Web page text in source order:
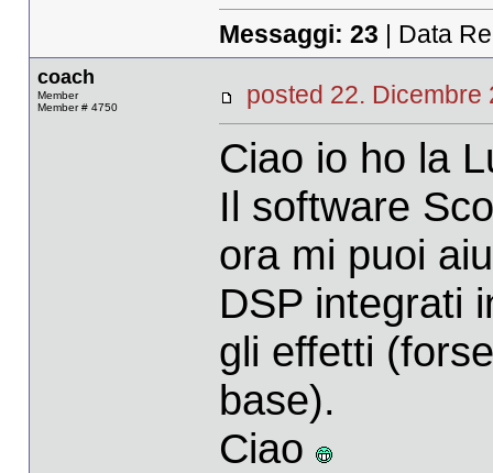
Messaggi: 23 | Data
coach
Member
Member # 4750
posted 22.
Ciao io ho la
Il software
ora mi puoi
DSP integrati
gli effetti
base).
Ciao